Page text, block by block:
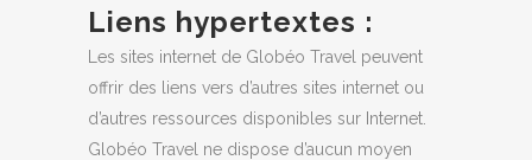
Liens hypertextes :
Les sites internet de Globéo Travel peuvent
offrir des liens vers d’autres sites internet ou
d’autres ressources disponibles sur Internet.
Globéo Travel ne dispose d’aucun moyen